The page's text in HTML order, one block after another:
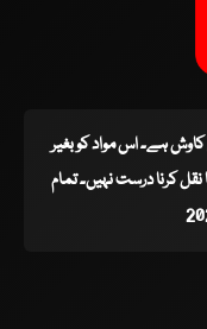
کاوش ہے۔ اس مواد کو بغیر
کرنا درست نہیں۔ تمام